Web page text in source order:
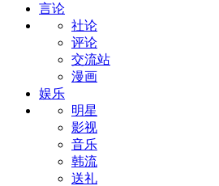
言论
社论
评论
交流站
漫画
娱乐
明星
影视
音乐
韩流
送礼